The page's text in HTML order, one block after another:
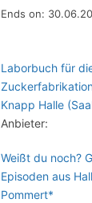
Ends on:
Laborbuch für
Knapp Halle
Anbieter:
Weißt du noch?
Episoden aus
Pommert*